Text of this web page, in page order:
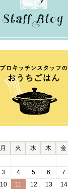
月 火 水 木 金
3 4 5 6 7
10 11 12 13 14